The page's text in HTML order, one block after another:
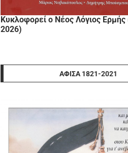
Κυκλοφορεί ο Νέος Λόγιος Ερμής
2026)
ΑΦΊΣΑ 1821-2021